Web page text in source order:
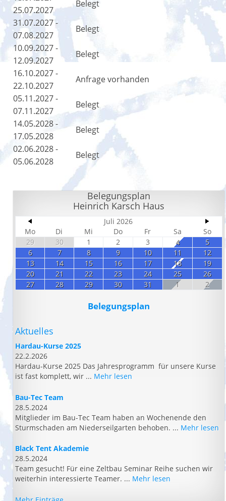
25.07.2027
Belegt
31.07.2027 -
07.08.2027
Belegt
10.09.2027 -
12.09.2027
Belegt
16.10.2027 -
22.10.2027
Anfrage vorhanden
05.11.2027 -
07.11.2027
Belegt
14.05.2028 -
17.05.2028
Belegt
02.06.2028 -
05.06.2028
Belegt
Belegungsplan
Heinrich Karsch Haus
Juli 2026
Mo
Di Mi Do Fr Sa
So
29
30 1 2 3 4
5
6
7 8 9 10 11
12
13
14 15 16 17 18
19
20
21 22 23 24 25
26
27
28 29 30 31 1 2
Belegungsplan
Aktuelles
Hardau-Kurse 2025
22.2.2026
Hardau-Kurse 2025 Das Jahresprogramm für unsere Kurse
ist fast komplett, wir ... Mehr lesen
Bau-Tec Team
28.5.2024
Mitglieder im Bau-Tec Team haben an Wochenende den
Sturmschaden am Niederseilgarten behoben. ... Mehr lesen
Black Tent Akademie
28.5.2024
Team gesucht! Für eine Zeltbau Seminar Reihe suchen wir
weiterhin interessierte Teamer. ... Mehr lesen